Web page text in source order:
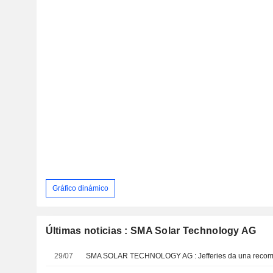
Gráfico dinámico
Últimas noticias : SMA Solar Technology AG
29/07 SMA SOLAR TECHNOLOGY AG : Jefferies da una